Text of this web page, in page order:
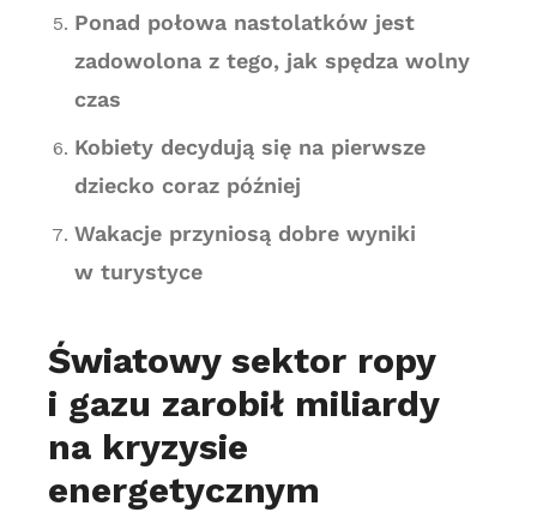
Ponad połowa nastolatków jest
zadowolona z tego, jak spędza wolny
czas
Kobiety decydują się na pierwsze
dziecko coraz później
Wakacje przyniosą dobre wyniki
w turystyce
Światowy sektor ropy
i gazu zarobił miliardy
na kryzysie
energetycznym